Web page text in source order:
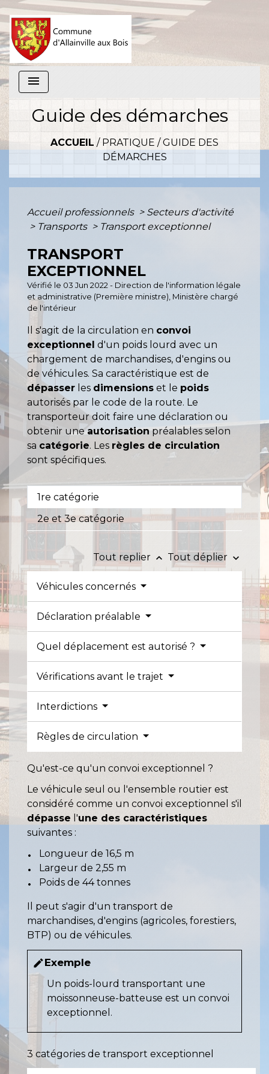
menu
Guide des démarches
ACCUEIL / PRATIQUE /GUIDE DES
DÉMARCHES
Accueil professionnels > Secteurs d'activité
> Transports > Transport exceptionnel
TRANSPORT
EXCEPTIONNEL
Vérifié le 03 Jun 2022 - Direction de l'information légale
et administrative (Première ministre), Ministère chargé
de l'intérieur
Il s'agit de la circulation en convoi
exceptionnel d'un poids lourd avec un
chargement de marchandises, d'engins ou
de véhicules. Sa caractéristique est de
dépasser les dimensions et le poids
autorisés par le code de la route. Le
transporteur doit faire une déclaration ou
obtenir uneautorisationpréalables selon
sa catégorie. Les règles de circulation
sont spécifiques.
1re catégorie
2e et 3e catégorie
Tout replier keyboard_arrow_up Tout déplier keyboard_arrow_down
Véhicules concernés
Déclaration préalable
Quel déplacement est autorisé ?
Vérifications avant le trajet
Interdictions
Règles de circulation
Qu'est-ce qu'un convoi exceptionnel ?
Le véhicule seul ou l'ensemble routier est
considéré comme un convoi exceptionnel s'il
dépasse l'une des caractéristiques
suivantes :
Longueur de 16,5 m
Largeur de 2,55 m
Poids de 44 tonnes
Il peut s'agir d'un transport de
marchandises, d'engins (agricoles, forestiers,
BTP) ou de véhicules.
editExemple
Un poids-lourd transportant une
moissonneuse-batteuse est un convoi
exceptionnel.
3 catégories de transport exceptionnel